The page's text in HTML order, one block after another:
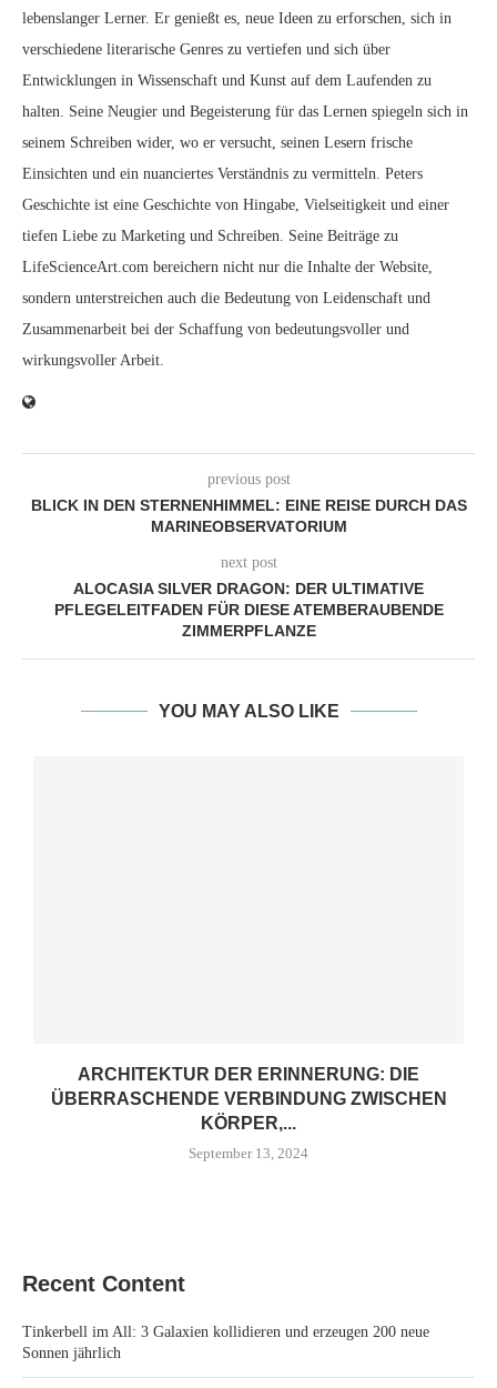
lebenslanger Lerner. Er genießt es, neue Ideen zu erforschen, sich in
verschiedene literarische Genres zu vertiefen und sich über
Entwicklungen in Wissenschaft und Kunst auf dem Laufenden zu
halten. Seine Neugier und Begeisterung für das Lernen spiegeln sich in
seinem Schreiben wider, wo er versucht, seinen Lesern frische
Einsichten und ein nuanciertes Verständnis zu vermitteln. Peters
Geschichte ist eine Geschichte von Hingabe, Vielseitigkeit und einer
tiefen Liebe zu Marketing und Schreiben. Seine Beiträge zu
LifeScienceArt.com bereichern nicht nur die Inhalte der Website,
sondern unterstreichen auch die Bedeutung von Leidenschaft und
Zusammenarbeit bei der Schaffung von bedeutungsvoller und
wirkungsvoller Arbeit.
previous post
BLICK IN DEN STERNENHIMMEL: EINE REISE DURCH DAS
MARINEOBSERVATORIUM
next post
ALOCASIA SILVER DRAGON: DER ULTIMATIVE
PFLEGELEITFADEN FÜR DIESE ATEMBERAUBENDE
ZIMMERPFLANZE
YOU MAY ALSO LIKE
ARCHITEKTUR DER ERINNERUNG: DIE
ÜBERRASCHENDE VERBINDUNG ZWISCHEN
KÖRPER,...
September 13, 2024
Recent Content
Tinkerbell im All: 3 Galaxien kollidieren und erzeugen 200 neue
Sonnen jährlich